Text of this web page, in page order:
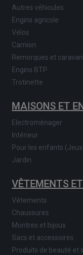
Autres véhicules
Engins agricole
Vélos
Camion
Remorques et
Engins BTP
Trotinette
MAISONS ET
Electroménager
Intérieur
Pour les enfants
Jardin
VÊTEMENTS
Vêtements
Chaussures
Montres et bijoux
Sacs et accessoires
Produits de beauté et